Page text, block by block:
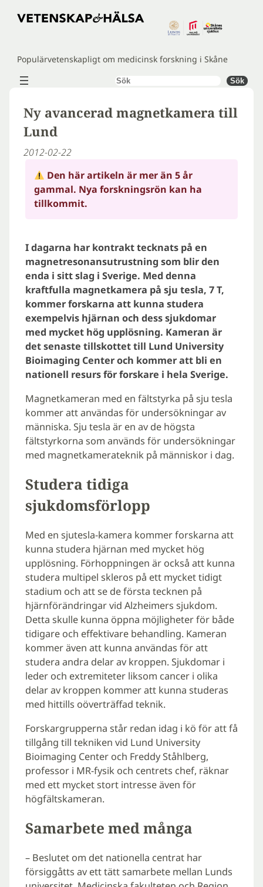
Hoppa
Populärvetenskapligt om medicinsk forskning i Skåne
Sök Sök
Ny avancerad magnetkamera till
Lund
2012-02-22
Den här artikeln är mer än 5 år
gammal. Nya forskningsrön kan ha
tillkommit.
I dagarna har kontrakt tecknats på en
magnetresonansutrustning som blir den
enda i sitt slag i Sverige. Med denna
kraftfulla magnetkamera på sju tesla, 7 T,
kommer forskarna att kunna studera
exempelvis hjärnan och dess sjukdomar
med mycket hög upplösning. Kameran är
det senaste tillskottet till Lund University
Bioimaging Center och kommer att bli en
nationell resurs för forskare i hela Sverige.
Magnetkameran med en fältstyrka på sju tesla
kommer att användas för undersökningar av
människa. Sju tesla är en av de högsta
fältstyrkorna som används för undersökningar
med magnetkamerateknik på människor i dag.
Studera tidiga
sjukdomsförlopp
Med en sjutesla-kamera kommer forskarna att
kunna studera hjärnan med mycket hög
upplösning. Förhoppningen är också att kunna
studera multipel skleros på ett mycket tidigt
stadium och att se de första tecknen på
hjärnförändringar vid Alzheimers sjukdom.
Detta skulle kunna öppna möjligheter för både
tidigare och effektivare behandling. Kameran
kommer även att kunna användas för att
studera andra delar av kroppen. Sjukdomar i
leder och extremiteter liksom cancer i olika
delar av kroppen kommer att kunna studeras
med hittills oöverträffad teknik.
Forskargrupperna står redan idag i kö för att få
tillgång till tekniken vid Lund University
Bioimaging Center och Freddy Ståhlberg,
professor i MR-fysik och centrets chef, räknar
med ett mycket stort intresse även för
högfältskameran.
Samarbete med många
– Beslutet om det nationella centrat har
försiggåtts av ett tätt samarbete mellan Lunds